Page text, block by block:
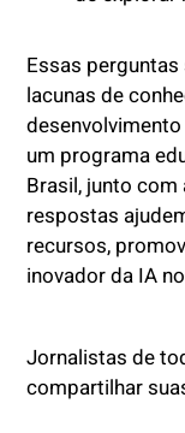
Essas
lacunas de
um programa
Brasil, junto com
respostas
recursos,
inovador da IA
Jornalistas de
compartilhar